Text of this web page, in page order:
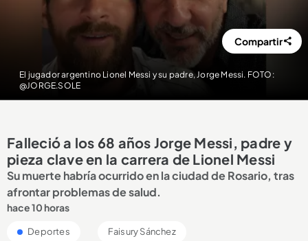
El jugador argentino Lionel Messi y su padre, Jorge Messi. FOTO:
@JORGE.SOLE
Compartir
Falleció a los 68 años Jorge Messi, padre y
pieza clave en la carrera de Lionel Messi
Su muerte habría ocurrido en la ciudad de Rosario, tras
afrontar problemas de salud.
hace 10 horas
Deportes Faisury Sánchez